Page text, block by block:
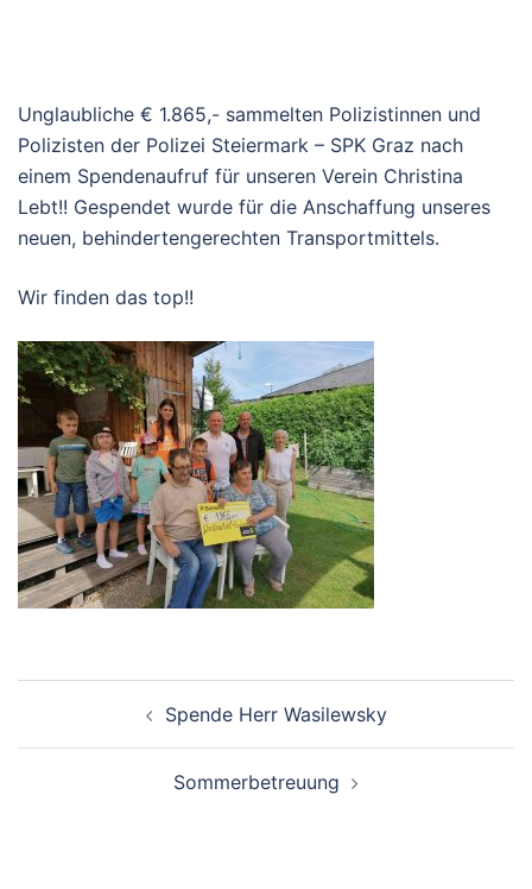
Unglaubliche € 1.865,- sammelten Polizistinnen und
Polizisten der Polizei Steiermark – SPK Graz nach
einem Spendenaufruf für unseren Verein Christina
Lebt!! Gespendet wurde für die Anschaffung unseres
neuen, behindertengerechten Transportmittels.
Wir finden das top!!
Spende Herr Wasilewsky
Sommerbetreuung